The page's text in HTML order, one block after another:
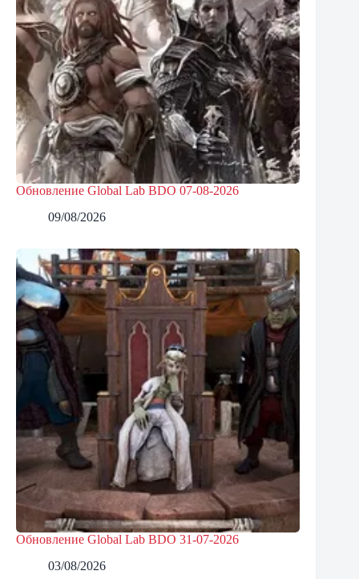
Обновление Global Lab BDO 07-08-2026
09/08/2026
Обновление Global Lab BDO 31-07-2026
03/08/2026